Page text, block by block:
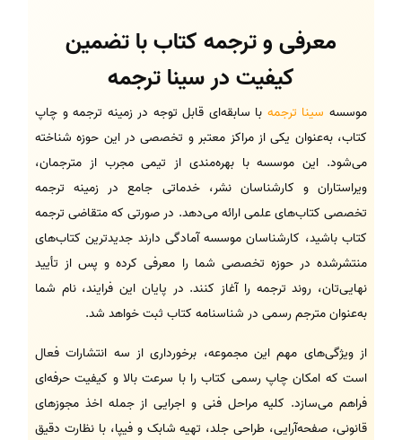
معرفی و ترجمه کتاب با تضمین
کیفیت در سینا ترجمه
موسسه سینا ترجمه با سابقه‌ای قابل توجه در زمینه ترجمه و چاپ
کتاب، به‌عنوان یکی از مراکز معتبر و تخصصی در این حوزه شناخته
می‌شود. این موسسه با بهره‌مندی از تیمی مجرب از مترجمان،
ویراستاران و کارشناسان نشر، خدماتی جامع در زمینه ترجمه
تخصصی کتاب‌های علمی ارائه می‌دهد. در صورتی که متقاضی ترجمه
کتاب باشید، کارشناسان موسسه آمادگی دارند جدیدترین کتاب‌های
منتشرشده در حوزه تخصصی شما را معرفی کرده و پس از تأیید
نهایی‌تان، روند ترجمه را آغاز کنند. در پایان این فرایند، نام شما
به‌عنوان مترجم رسمی در شناسنامه کتاب ثبت خواهد شد.
از ویژگی‌های مهم این مجموعه، برخورداری از سه انتشارات فعال
است که امکان چاپ رسمی کتاب را با سرعت بالا و کیفیت حرفه‌ای
فراهم می‌سازد. کلیه مراحل فنی و اجرایی از جمله اخذ مجوزهای
قانونی، صفحه‌آرایی، طراحی جلد، تهیه شابک و فیپا، با نظارت دقیق